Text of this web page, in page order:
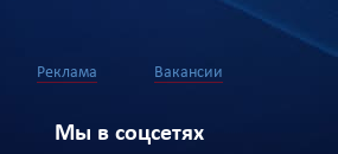
Реклама Вакансии
Мы в соцсетях